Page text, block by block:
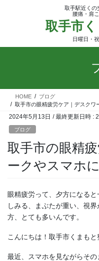
ツ
ッ
シ
移
取手駅近くの
腰痛・肩
取手市
日曜日・
HOME
ブログ
取手市の眼精疲労ケア｜デスクワ
2024年5月13日 / 最終更新日時 :
ブログ
取手市の眼精
ークやスマホ
眼精疲労って、夕方になる
しみる、まぶたが重い、視
方、とても多いんです。
こんにちは！取手市くまもと
最近、スマホを見ながらそ